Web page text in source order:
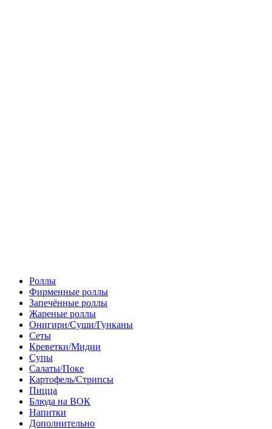
Роллы
Фирменные роллы
Запечённые роллы
Жареные роллы
Онигири/Суши/Гунканы
Сеты
Креветки/Мидии
Супы
Салаты/Поке
Картофель/Стрипсы
Пицца
Блюда на ВОК
Напитки
Дополнительно